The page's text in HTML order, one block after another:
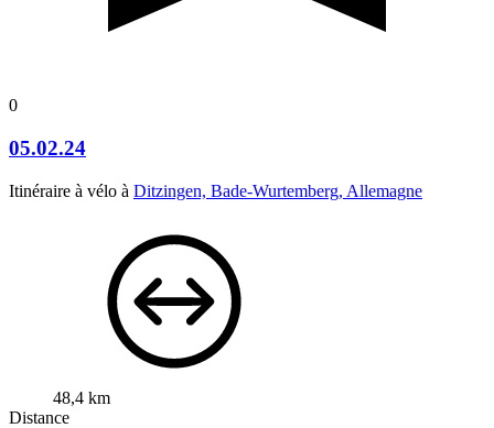
0
05.02.24
Itinéraire à vélo à Ditzingen, Bade-Wurtemberg, Allemagne
48,4 km
Distance